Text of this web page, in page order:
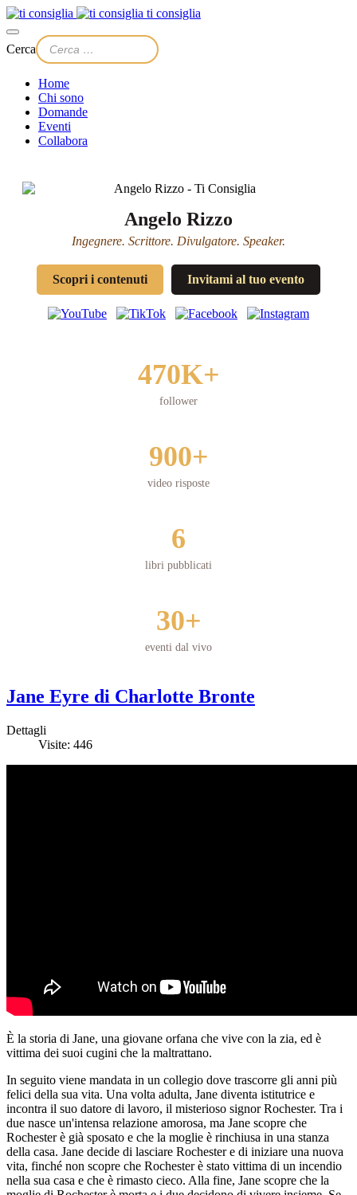
ti consiglia
Cerca
Home
Chi sono
Domande
Eventi
Collabora
Angelo Rizzo
Ingegnere. Scrittore. Divulgatore. Speaker.
Scopri i contenuti Invitami al tuo evento
470K+
follower
900+
video risposte
6
libri pubblicati
30+
eventi dal vivo
Jane Eyre di Charlotte Bronte
Dettagli
Visite: 446
È la storia di Jane, una giovane orfana che vive con la zia, ed è
vittima dei suoi cugini che la maltrattano.
In seguito viene mandata in un collegio dove trascorre gli anni più
felici della sua vita. Una volta adulta, Jane diventa istitutrice e
incontra il suo datore di lavoro, il misterioso signor Rochester. Tra i
due nasce un'intensa relazione amorosa, ma Jane scopre che
Rochester è già sposato e che la moglie è rinchiusa in una stanza
della casa. Jane decide di lasciare Rochester e di iniziare una nuova
vita, finché non scopre che Rochester è stato vittima di un incendio
nella sua casa e che è rimasto cieco. Alla fine, Jane scopre che la